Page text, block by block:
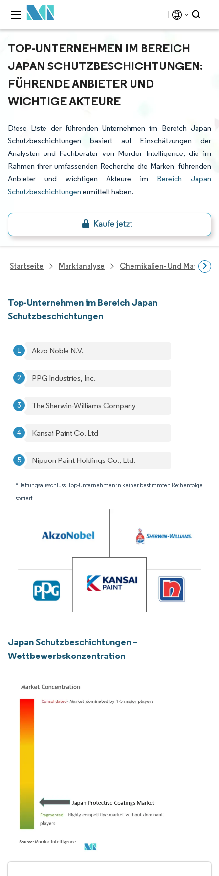
TOP-UNTERNEHMEN IM BEREICH
JAPAN SCHUTZBESCHICHTUNGEN:
FÜHRENDE ANBIETER UND
WICHTIGE AKTEURE
Diese Liste der führenden Unternehmen im Bereich Japan
Schutzbeschichtungen basiert auf Einschätzungen der
Analysten und Fachberater von Mordor Intelligence, die im
Rahmen ihrer umfassenden Recherche die Marken, führenden
Anbieter und wichtigen Akteure im Bereich Japan
Schutzbeschichtungen ermittelt haben.
Startseite Marktanalyse Chemikalien- Und
Top-Unternehmen im Bereich Japan
Schutzbeschichtungen
Akzo Noble N.V.
PPG Industries, Inc.
The Sherwin-Williams Company
Kansai Paint Co. Ltd
Nippon Paint Holdings Co., Ltd.
*Haftungsausschluss: Top-Unternehmen in keiner bestimmten Reihenfolge
sortiert
Japan Schutzbeschichtungen –
Wettbewerbskonzentration